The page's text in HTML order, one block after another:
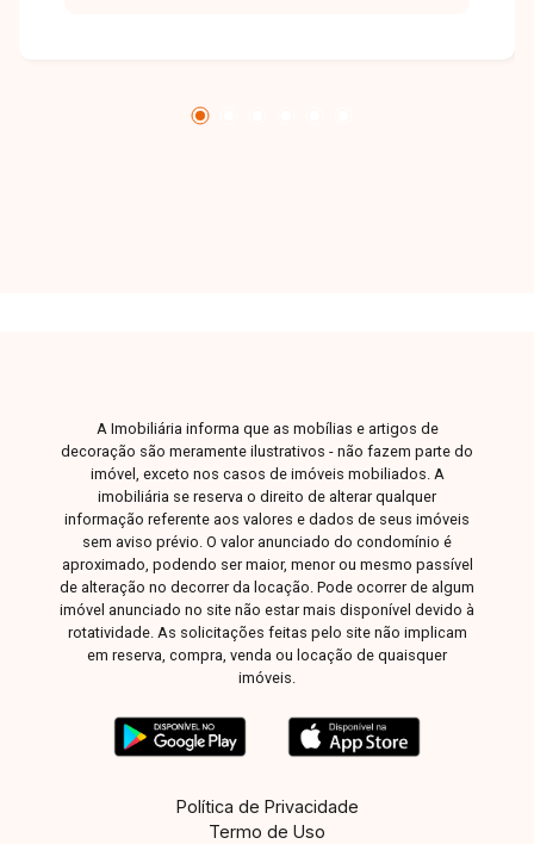
A Imobiliária informa que as mobílias e artigos de
decoração são meramente ilustrativos - não fazem parte do
imóvel, exceto nos casos de imóveis mobiliados. A
imobiliária se reserva o direito de alterar qualquer
informação referente aos valores e dados de seus imóveis
sem aviso prévio. O valor anunciado do condomínio é
aproximado, podendo ser maior, menor ou mesmo passível
de alteração no decorrer da locação. Pode ocorrer de algum
imóvel anunciado no site não estar mais disponível devido à
rotatividade. As solicitações feitas pelo site não implicam
em reserva, compra, venda ou locação de quaisquer
imóveis.
Política de Privacidade
Termo de Uso